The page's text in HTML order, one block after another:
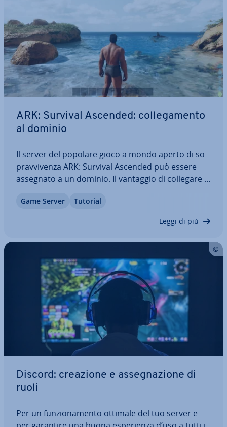
ARK: Survival Ascended: col­le­ga­men­to
al dominio
Il server del popolare gioco a mondo aperto di so­
prav­vi­ven­za ARK: Survival Ascended può essere
assegnato a un dominio. Il vantaggio di collegare il
con te dovrà più ricordare un com­pli­ca­to indirizzo
Game Server Tutorial
Leggi di più
Discord: creazione e as­se­gna­zio­ne di
ruoli
Per un fun­zio­na­men­to ottimale del tuo server e